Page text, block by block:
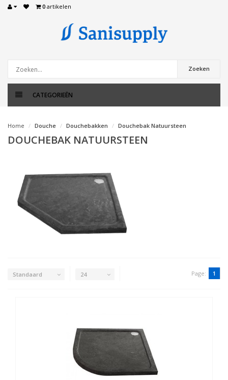
0 artikelen
Zoeken
CATEGORIEËN
Home Douche Douchebakken Douchebak Natuursteen
DOUCHEBAK NATUURSTEEN
Standaard 24 Page: 1